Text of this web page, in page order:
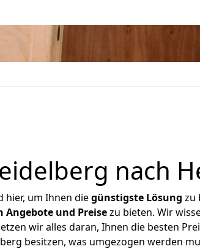
nach
hier, um Ihnen diegünstigste Lösung zu
Angebote und Preisezu bieten. Wir
wir alles daran, Ihnen die besten
besitzen, was umgezogen werden